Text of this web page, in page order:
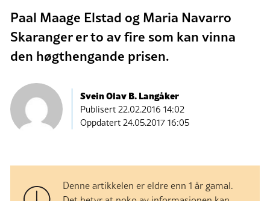
Paal Maage Elstad og Maria Navarro
Skaranger er to av fire som kan vinna
den høgthengande prisen.
Svein Olav B. Langåker
Publisert22.02.2016 14:02
Oppdatert 24.05.2017 16:05
Denne artikkelen er eldre enn 1 år gamal.